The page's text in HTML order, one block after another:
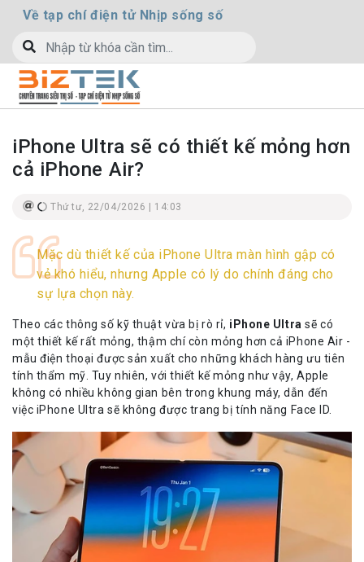
Về tạp chí điện tử Nhịp sống số
iPhone Ultra sẽ có thiết kế mỏng hơn
cả iPhone Air?
Thứ tư, 22/04/2026 | 14:03
Mặc dù thiết kế của iPhone Ultra màn hình gập có
vẻ khó hiểu, nhưng Apple có lý do chính đáng cho
sự lựa chọn này.
Theo các thông số kỹ thuật vừa bị rò rỉ, iPhone Ultra sẽ có
một thiết kế rất mỏng, thậm chí còn mỏng hơn cả iPhone Air -
mẫu điện thoại được sản xuất cho những khách hàng ưu tiên
tính thẩm mỹ. Tuy nhiên, với thiết kế mỏng như vậy, Apple
không có nhiều không gian bên trong khung máy, dẫn đến
việc iPhone Ultra sẽ không được trang bị tính năng Face ID.